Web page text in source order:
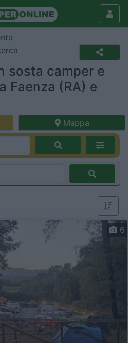
sosta camper e
Faenza (RA) e
Mappa
6